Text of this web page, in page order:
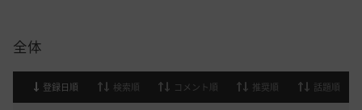
全体
登録日順 検索順 コメント順 推奨順 話題順